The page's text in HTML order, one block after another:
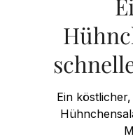
Ein